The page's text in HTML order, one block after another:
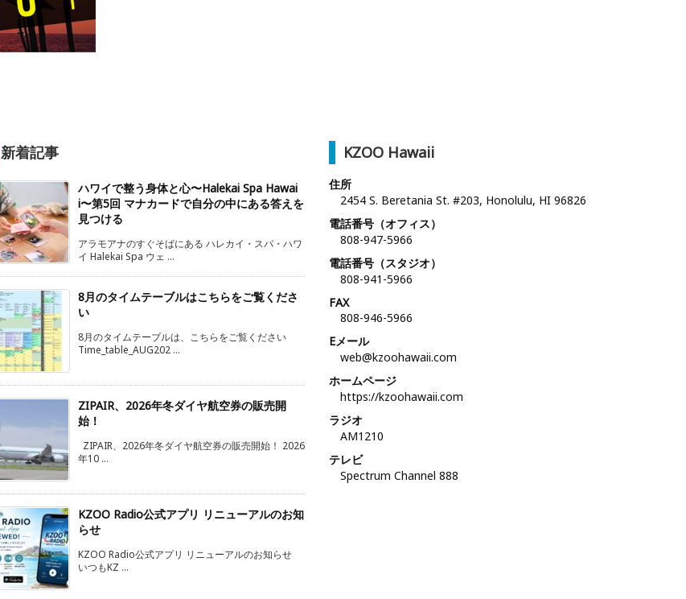
新着記事
ハワイで整う身体と心〜Halekai Spa Hawai
i〜第5回 マナカードで自分の中にある答えを
見つける
アラモアナのすぐそばにある ハレカイ・スパ・ハワ
イ Halekai Spa ウェ ...
8月のタイムテーブルはこちらをご覧くださ
い
8月のタイムテーブルは、こちらをご覧ください
Time_table_AUG202 ...
ZIPAIR、2026年冬ダイヤ航空券の販売開
始！
ZIPAIR、2026年冬ダイヤ航空券の販売開始！ 2026
年10 ...
KZOO Radio公式アプリ リニューアルのお知
らせ
KZOO Radio公式アプリ リニューアルのお知らせ
いつもKZ ...
KZOO Hawaii
住所
2454 S. Beretania St. #203, Honolulu, HI 96826
電話番号（オフィス）
808-947-5966
電話番号（スタジオ）
808-941-5966
FAX
808-946-5966
Eメール
web@kzoohawaii.com
ホームページ
https://kzoohawaii.com
ラジオ
AM1210
テレビ
Spectrum Channel 888